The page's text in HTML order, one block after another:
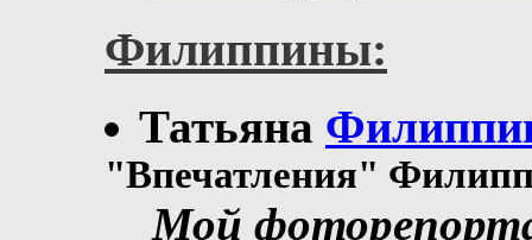
Филиппины:
Татьяна
"Впечатления"
Мой